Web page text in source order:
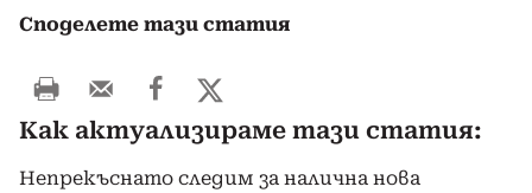
Споделете тази статия
Как актуализираме тази статия:
Непрекъснато следим за налична нова